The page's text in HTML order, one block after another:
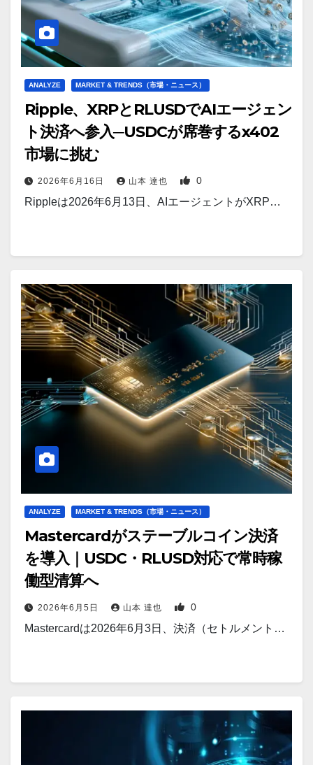
ANALYZE MARKET & TRENDS（市場・ニュース）
Ripple、XRPとRLUSDでAIエージェン
ト決済へ参入─USDCが席巻するx402
市場に挑む
2026年6月16日 山本 達也 0
Rippleは2026年6月13日、AIエージェントがXRP…
ANALYZE MARKET & TRENDS（市場・ニュース）
Mastercardがステーブルコイン決済
を導入｜USDC・RLUSD対応で常時稼
働型清算へ
2026年6月5日 山本 達也 0
Mastercardは2026年6月3日、決済（セトルメント…